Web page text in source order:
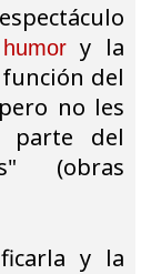
y la
del
no les
parte del
(obras
y la